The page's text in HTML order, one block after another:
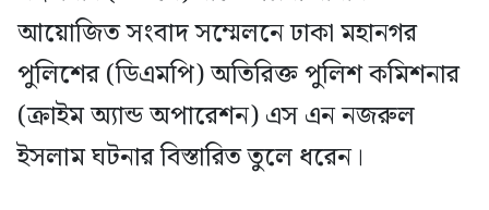
আয়োজিত সংবাদ সম্মেলনে ঢাকা মহানগর
পুলিশের (ডিএমপি) অতিরিক্ত পুলিশ কমিশনার
(ক্রাইম অ্যান্ড অপারেশন) এস এন নজরুল
ইসলাম ঘটনার বিস্তারিত তুলে ধরেন।